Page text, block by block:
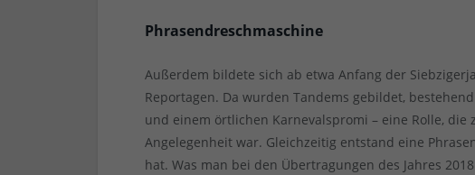
Phrasendreschmaschine
Außerdem bildete sich ab etwa Anfang der
Reportagen. Da wurden Tandems gebildet,
und einem örtlichen Karnevalspromi – eine Rolle, die
Angelegenheit war. Gleichzeitig entstand eine
hat. Was man bei den Übertragungen des Jahres